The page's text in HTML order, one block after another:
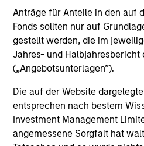
Anträge für Anteile in den auf
Fonds sollten nur auf
gestellt werden, die im
Jahres- und Halbjahresbericht
(„Angebotsunterlagen”).
Die auf der Website
entsprechen nach bestem
Investment Management
angemessene Sorgfalt hat
Insight
Invests primarily in
emerging companies in
View